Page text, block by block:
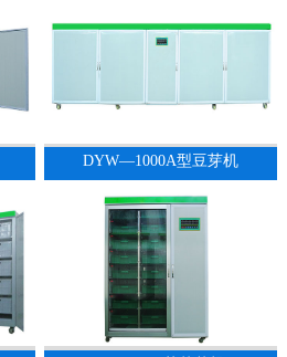
DYW—1000A型豆芽机